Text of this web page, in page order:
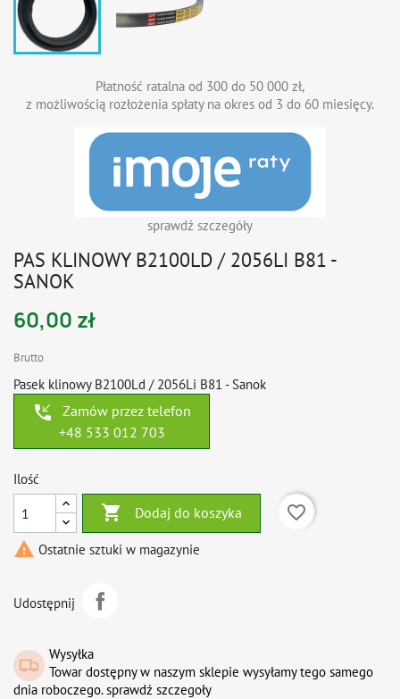
Płatność ratalna od 300 do 50 000 zł,
z możliwością rozłożenia spłaty na okres od 3 do 60 miesięcy.
sprawdź szczegóły
PAS KLINOWY B2100LD / 2056LI B81 -
SANOK
60,00 zł
Brutto
Pasek klinowy B2100Ld / 2056Li B81 - Sanok
phone_callback
Zamów przez telefon
+48 533 012 703
Ilość
 Dodaj do koszyka
favorite_border
 Ostatnie sztuki w magazynie
Udostępnij
Wysyłka
Towar dostępny w naszym sklepie wysyłamy tego samego
dnia roboczego. sprawdź szczegoły